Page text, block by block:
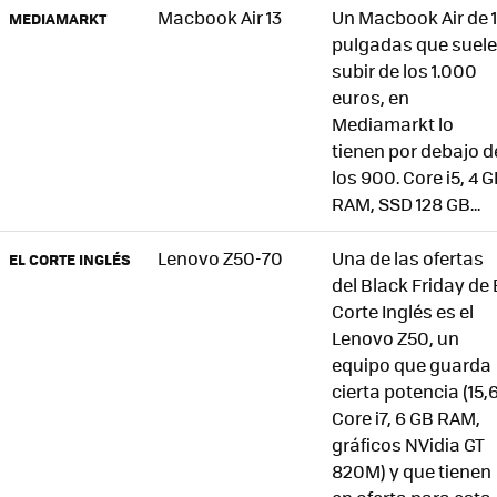
MEDIAMARKT Macbook Air 13
Un Macbook Air de
pulgadas que suele
subir de los 1.000
euros, en
Mediamarkt lo
tienen por debajo
los 900. Core i5, 4
RAM, SSD 128 GB...
EL CORTE INGLÉS Lenovo Z50-70
Una de las ofertas
del Black Friday de
Corte Inglés es el
Lenovo Z50, un
equipo que guarda
cierta potencia
Core i7, 6 GB RAM,
gráficos NVidia GT
820M) y que tienen